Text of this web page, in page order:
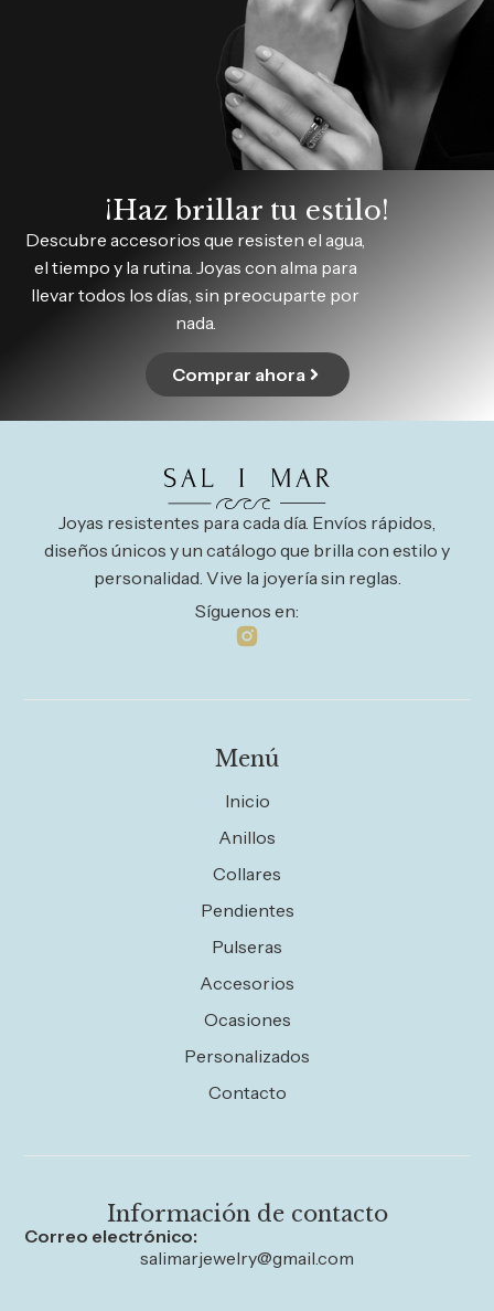
¡Haz brillar tu estilo!
Descubre accesorios que resisten el agua,
el tiempo y la rutina. Joyas con alma para
llevar todos los días, sin preocuparte por
nada.
Comprar ahora
Joyas resistentes para cada día. Envíos rápidos,
diseños únicos y un catálogo que brilla con estilo y
personalidad. Vive la joyería sin reglas.
Síguenos en:
Menú
Inicio
Anillos
Collares
Pendientes
Pulseras
Accesorios
Ocasiones
Personalizados
Contacto
Información de contacto
Correo electrónico:
salimarjewelry@gmail.com